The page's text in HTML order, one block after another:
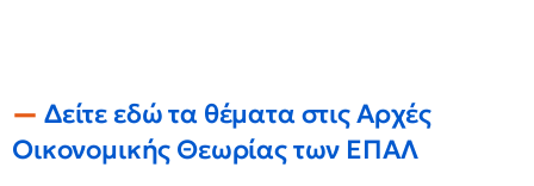
Δείτε εδώ τα θέματα στις Αρχές
Οικονομικής Θεωρίας των ΕΠΑΛ